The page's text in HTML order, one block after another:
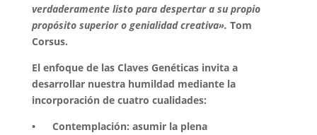
verdaderamente listo para despertar a su propio
propósito superior o genialidad creativa». Tom
Corsus.
El enfoque de las Claves Genéticas invita a
desarrollar nuestra humildad mediante la
incorporación de cuatro cualidades:
• Contemplación: asumir la plena